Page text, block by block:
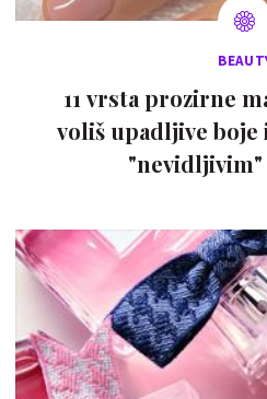
11 vrsta prozirne
voliš upadljive boje
"nevidljivim"